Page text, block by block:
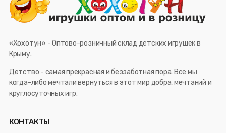
«Хохотун» - Оптово-розничный склад детских игрушек в
Крыму.
Детство - самая прекрасная и беззаботная пора. Все мы
когда-либо мечтали вернуться в этот мир добра, мечтаний и
круглосуточных игр.
КОНТАКТЫ